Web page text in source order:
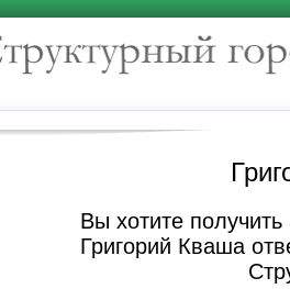
Вы хотите
Григорий Кваша